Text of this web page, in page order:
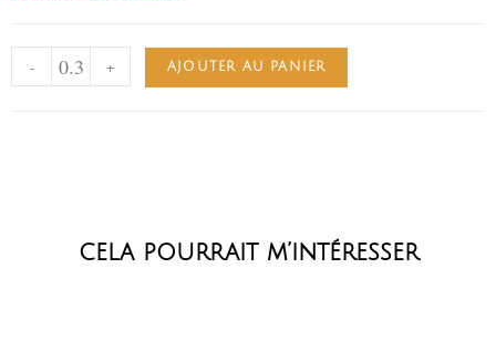
- + AJOUTER AU PANIER
cela pourrait m’intéresser